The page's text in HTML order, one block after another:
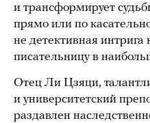
и трансформирует
прямо или по
не детективная интрига
писательницу в
Отец Ли Цзяци,
и университетский
раздавлен